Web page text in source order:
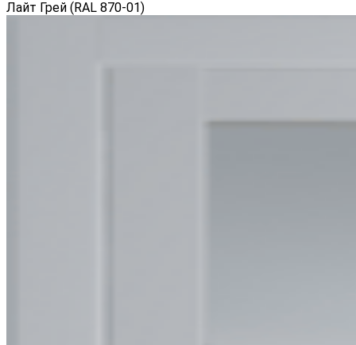
Лайт Грей (RAL 870-01)